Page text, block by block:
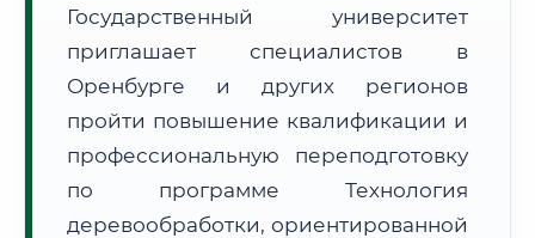
📍 Региональная справка г. Оренбург
Субъект:
Оренбургская область
Тел. код:
+7 (3532)
Почтовые индексы:
460000–460999
Часовой пояс:
МСК+2 (UTC+5)
Формат учебы:
Дистанционно
Государственный университет
приглашает специалистов в
Оренбурге и других регионов
пройти повышение квалификации и
профессиональную переподготовку
по программе Технология
деревообработки, ориентированной